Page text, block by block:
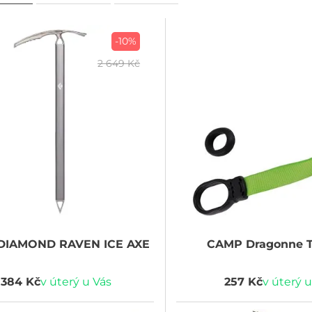
-10%
2 649 Kč
RAVEN ICE AXE
Kčv úterý u Vás
CAMP Dragonne
257 Kčv úterý u